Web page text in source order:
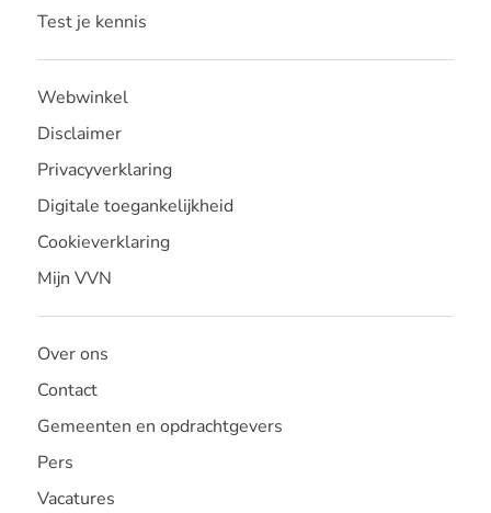
Test je kennis
Webwinkel
Disclaimer
Privacyverklaring
Digitale toegankelijkheid
Cookieverklaring
Mijn VVN
Over ons
Contact
Gemeenten en opdrachtgevers
Pers
Vacatures